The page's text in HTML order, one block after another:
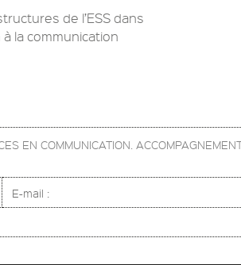
de l’ESS dans
la communication
EN COMMUNICATION.
E-mail :